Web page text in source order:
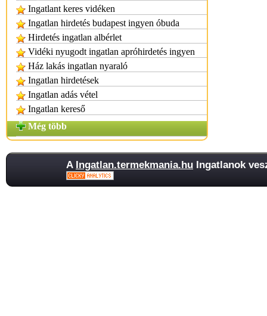
Ingatlant keres vidéken
Ingatlan hirdetés budapest ingyen óbuda
Hirdetés ingatlan albérlet
Vidéki nyugodt ingatlan apróhirdetés ingyen
Ház lakás ingatlan nyaraló
Ingatlan hirdetések
Ingatlan adás vétel
Ingatlan kereső
Még több
A Ingatlan.termekmania.hu Ingatlanok